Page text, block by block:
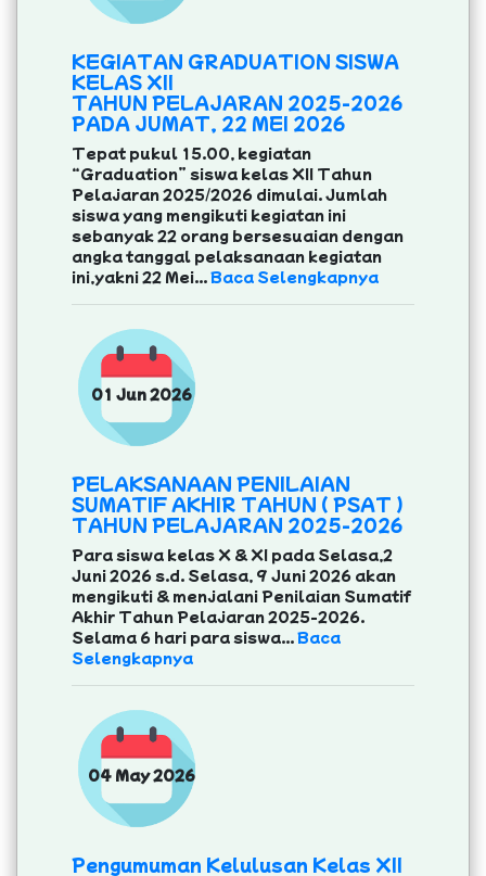
KEGIATAN GRADUATION SISWA
KELAS XII
TAHUN PELAJARAN 2025-2026
PADA JUMAT, 22 MEI 2026
Tepat pukul 15.00, kegiatan
“Graduation” siswa kelas XII Tahun
Pelajaran 2025/2026 dimulai. Jumlah
siswa yang mengikuti kegiatan ini
sebanyak 22 orang bersesuaian dengan
angka tanggal pelaksanaan kegiatan
ini,yakni 22 Mei...Baca Selengkapnya
01 Jun 2026
PELAKSANAAN PENILAIAN
SUMATIF AKHIR TAHUN ( PSAT )
TAHUN PELAJARAN 2025-2026
Para siswa kelas X & XI pada Selasa,2
Juni 2026 s.d. Selasa, 9 Juni 2026 akan
mengikuti & menjalani Penilaian Sumatif
Akhir Tahun Pelajaran 2025-2026.
Selama 6 hari para siswa...Baca
Selengkapnya
04 May 2026
Pengumuman Kelulusan Kelas XII